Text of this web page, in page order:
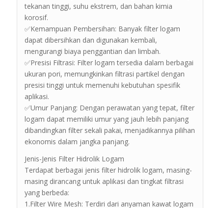
tekanan tinggi, suhu ekstrem, dan bahan kimia
korosif.
✅Kemampuan Pembersihan: Banyak filter logam
dapat dibersihkan dan digunakan kembali,
mengurangi biaya penggantian dan limbah.
✅Presisi Filtrasi: Filter logam tersedia dalam berbagai
ukuran pori, memungkinkan filtrasi partikel dengan
presisi tinggi untuk memenuhi kebutuhan spesifik
aplikasi.
✅Umur Panjang: Dengan perawatan yang tepat, filter
logam dapat memiliki umur yang jauh lebih panjang
dibandingkan filter sekali pakai, menjadikannya pilihan
ekonomis dalam jangka panjang.
Jenis-Jenis Filter Hidrolik Logam
Terdapat berbagai jenis filter hidrolik logam, masing-
masing dirancang untuk aplikasi dan tingkat filtrasi
yang berbeda:
1.Filter Wire Mesh: Terdiri dari anyaman kawat logam